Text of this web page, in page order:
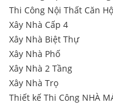
Thi Công Nội Thất Căn Hộ
Xây Nhà Cấp 4
Xây Nhà Biệt Thự
Xây Nhà Phố
Xây Nhà 2 Tầng
Xây Nhà Trọ
Thiết kế Thi Công NHÀ